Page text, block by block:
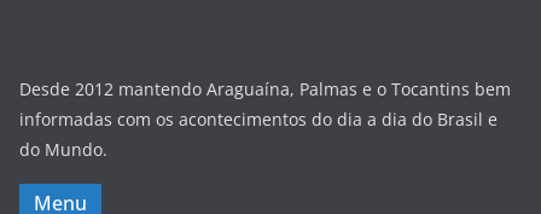
Desde 2012 mantendo Araguaína, Palmas e o Tocantins bem
informadas com os acontecimentos do dia a dia do Brasil e
do Mundo.
Menu